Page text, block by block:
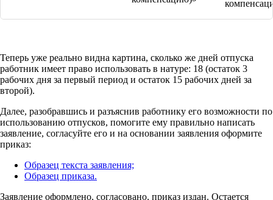
Теперь уже реально видна картина, сколько же дней отпуска
работник имеет право использовать в натуре: 18 (остаток 3
рабочих дня за первый период и остаток 15 рабочих дней за
второй).
Далее, разобравшись и разъяснив работнику его возможности по
использованию отпусков, помогите ему правильно написать
заявление, согласуйте его и на основании заявления оформите
приказ:
Образец текста заявления;
Образец приказа.
Заявление оформлено, согласовано, приказ издан. Остается